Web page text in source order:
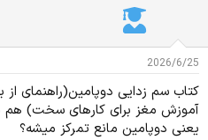
2026/6/25
کتاب سم زدایی دوپامین(راهنمای
آموزش مغز برای کارهای سخت) هم
یعنی دوپامین مانع تمرکز میشه؟